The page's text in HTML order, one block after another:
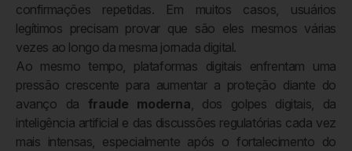
confirmações repetidas. Em muitos casos, usuários
legítimos precisam provar que são eles mesmos várias
vezes ao longo da mesma jornada digital.
Ao mesmo tempo, plataformas digitais enfrentam uma
pressão crescente para aumentar a proteção diante do
avanço da fraude moderna , dos golpes digitais, da
inteligência artificial e das discussões regulatórias cada vez
mais intensas, especialmente após o fortalecimento do